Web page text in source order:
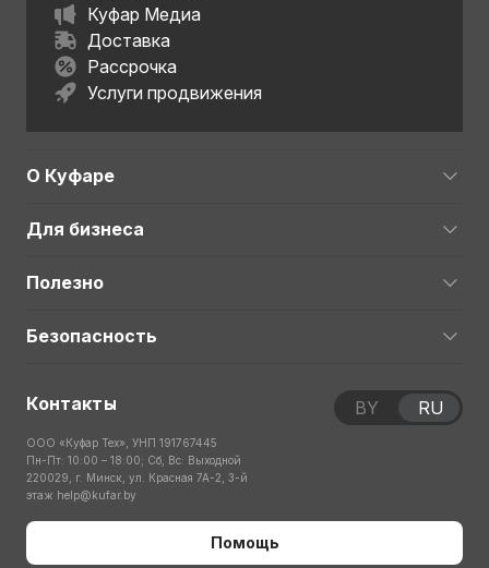
Куфар Медиа
Доставка
Рассрочка
Услуги продвижения
О Куфаре
Для бизнеса
Полезно
Безопасность
Контакты
ООО «Куфар Тех», УНП 191767445
Пн-Пт: 10:00 – 18:00; Сб, Вс: Выходной
220029, г. Минск, ул. Красная 7А-2, 3-й
этаж help@kufar.by
Помощь
BY RU